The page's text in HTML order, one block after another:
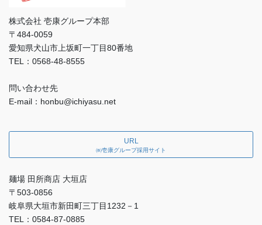
株式会社 壱康グループ本部
〒484-0059
愛知県犬山市上坂町一丁目80番地
TEL：0568-48-8555
問い合わせ先
E-mail：honbu@ichiyasu.net
URL
㈱壱康グループ採用サイト
麺場 田所商店 大垣店
〒503-0856
岐阜県大垣市新田町三丁目1232－1
TEL：0584-87-0885